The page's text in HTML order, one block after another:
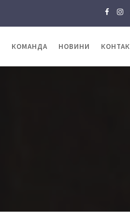
КОМАНДА НОВИНИ